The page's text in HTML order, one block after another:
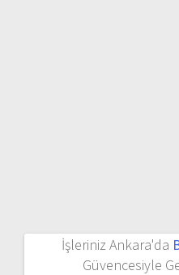
İşleriniz Ankara'da
Güvencesiyle